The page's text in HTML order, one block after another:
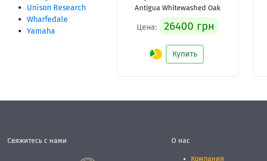
Unison Research
Wharfedale
Yamaha
Antigua Whitewashed Oak
Цена: 26400 грн
Купить
Свяжитесь с нами О нас
Компания